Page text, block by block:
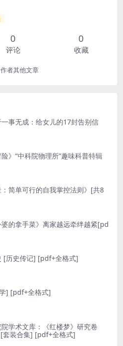
0
评论
0
收藏
者其他文章
事无成：给女儿的17封告别信
险》“中科院物理所”趣味科普特辑
：简单可行的自我掌控法则》[共8
婆的拿手菜》离家越远牵绊越紧[pd
[ 历史传记] [pdf+全格式]
] [pdf+全格式]
学术文库：《红楼梦》研究卷
[ 套装合集] [pdf+全格式]